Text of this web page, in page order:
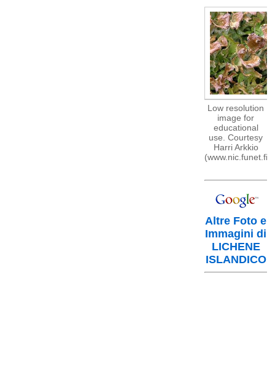
Low resolution
image for
educational
use. Courtesy
Harri Arkkio
(www.nic.funet.fi)
Altre Foto e
Immagini di
LICHENE
ISLANDICO